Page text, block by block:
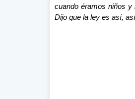
cuando éramos niños y
Dijo que la ley es así,